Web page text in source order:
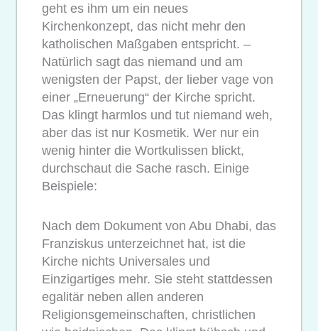
geht es ihm um ein neues
Kirchenkonzept, das nicht mehr den
katholischen Maßgaben entspricht. –
Natürlich sagt das niemand und am
wenigsten der Papst, der lieber vage von
einer „Erneuerung“ der Kirche spricht.
Das klingt harmlos und tut niemand weh,
aber das ist nur Kosmetik. Wer nur ein
wenig hinter die Wortkulissen blickt,
durchschaut die Sache rasch. Einige
Beispiele:
Nach dem Dokument von Abu Dhabi, das
Franziskus unterzeichnet hat, ist die
Kirche nichts Universales und
Einzigartiges mehr. Sie steht stattdessen
egalitär neben allen anderen
Religionsgemeinschaften, christlichen